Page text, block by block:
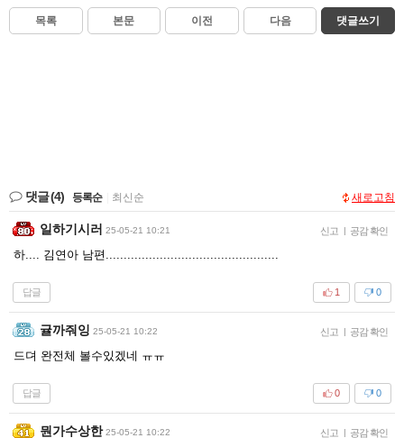
목록 본문 이전 다음 댓글쓰기
댓글(4) 등록순 최신순 새로고침
일하기시러 25-05-21 10:21 신고 | 공감 확인
하.... 김연아 남편................................................
답글 0
1
귤까줘잉 25-05-21 10:22 신고 | 공감 확인
드뎌 완전체 볼수있겠네 ㅠㅠ
답글 0
0
뭔가수상한 25-05-21 10:22 신고 | 공감 확인